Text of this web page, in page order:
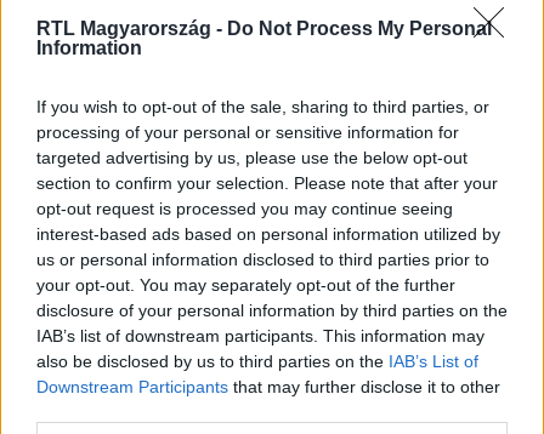
RTL Magyarország - Do Not Process My Personal
Information
If you wish to opt-out of the sale, sharing to third parties, or
processing of your personal or sensitive information for
targeted advertising by us, please use the below opt-out
section to confirm your selection. Please note that after your
opt-out request is processed you may continue seeing
interest-based ads based on personal information utilized by
us or personal information disclosed to third parties prior to
your opt-out. You may separately opt-out of the further
disclosure of your personal information by third parties on the
IAB’s list of downstream participants. This information may
also be disclosed by us to third parties on the IAB’s List of
Downstream Participants that may further disclose it to other
Kövess minket, és értesülj a friss hírekről a
Facebookon is!
Követem